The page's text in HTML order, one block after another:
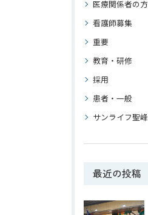
医療関係者の方
看護師募集
重要
教育・研修
採用
患者・一般
サンライフ聖峰
最近の投稿